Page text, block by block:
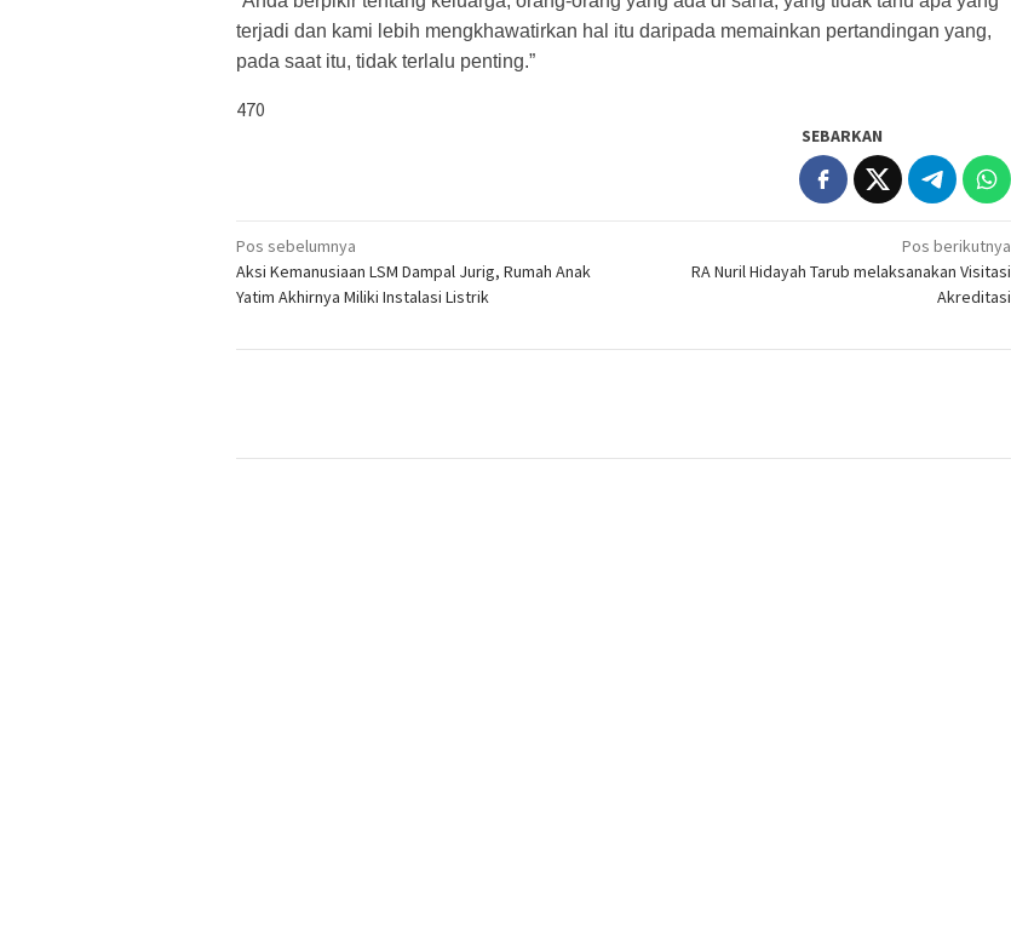
terjadi dan kami lebih mengkhawatirkan hal itu daripada memainkan pertandingan yang,
pada saat itu, tidak terlalu penting.”
470
SEBARKAN
Navigasi
pos
Pos sebelumnya
Aksi Kemanusiaan LSM Dampal Jurig, Rumah Anak
Yatim Akhirnya Miliki Instalasi Listrik
Pos berikutnya
RA Nuril Hidayah Tarub melaksanakan Visitasi
Akreditasi